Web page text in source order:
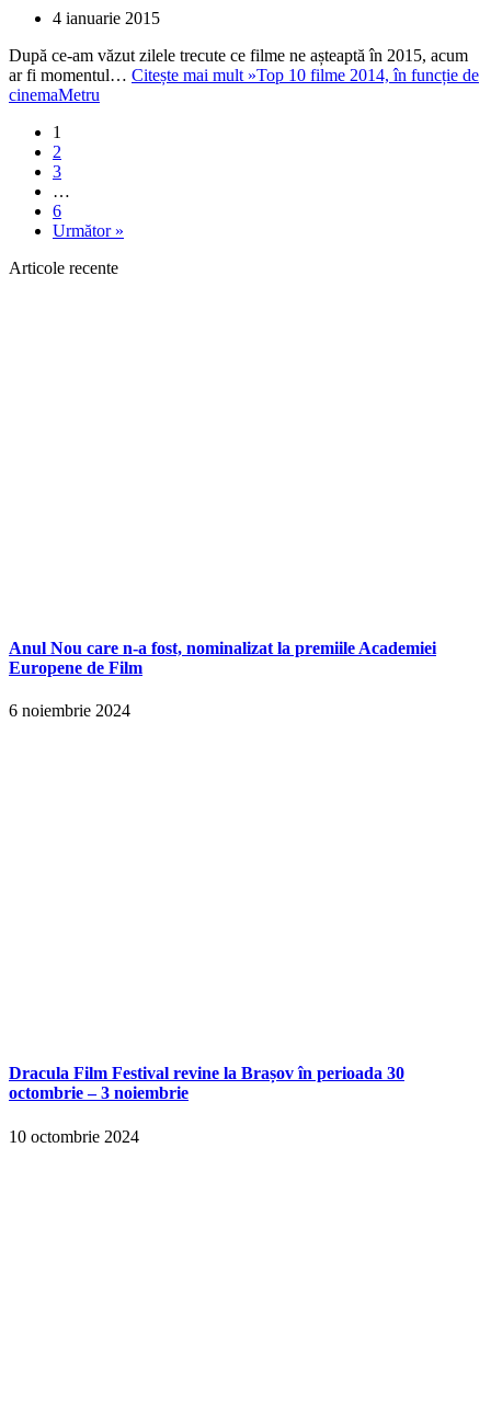
4 ianuarie 2015
După ce-am văzut zilele trecute ce filme ne așteaptă în 2015, acum
ar fi momentul… Citește mai mult »Top 10 filme 2014, în funcție de
cinemaMetru
1
2
3
…
6
Următor »
Articole recente
Anul Nou care n-a fost, nominalizat la premiile Academiei
Europene de Film
6 noiembrie 2024
Dracula Film Festival revine la Brașov în perioada 30
octombrie – 3 noiembrie
10 octombrie 2024